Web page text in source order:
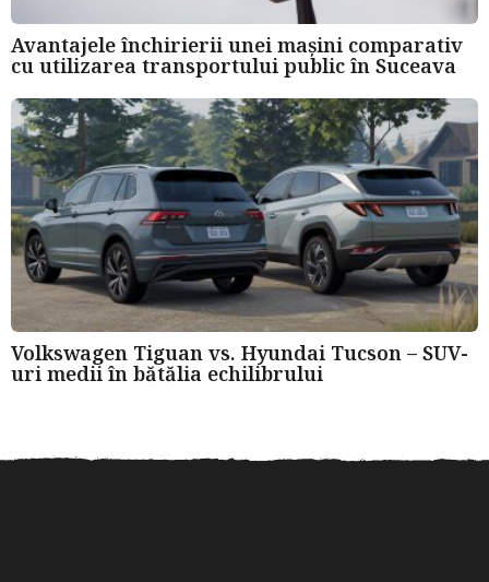
Avantajele închirierii unei mașini comparativ
cu utilizarea transportului public în Suceava
Volkswagen Tiguan vs. Hyundai Tucson – SUV-
uri medii în bătălia echilibrului